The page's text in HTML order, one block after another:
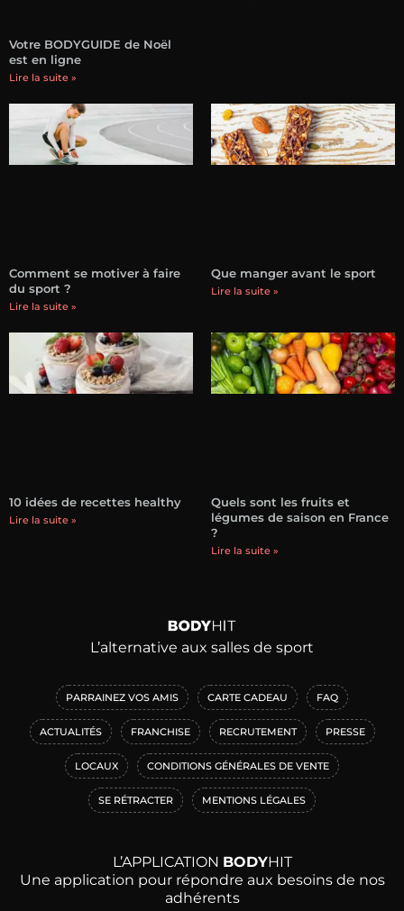
Votre BODYGUIDE de Noël
est en ligne
Lire la suite »
Comment se motiver à faire
du sport ?
Lire la suite »
Que manger avant le sport
Lire la suite »
10 idées de recettes healthy
Lire la suite »
Quels sont les fruits et
légumes de saison en France
?
Lire la suite »
L’alternative aux salles de sport
PARRAINEZ VOS AMIS CARTE CADEAU FAQ
ACTUALITÉS FRANCHISE RECRUTEMENT PRESSE
LOCAUX CONDITIONS GÉNÉRALES DE VENTE
SE RÉTRACTER MENTIONS LÉGALES
L’APPLICATION BODYHIT
Une application pour répondre aux besoins de nos
adhérents